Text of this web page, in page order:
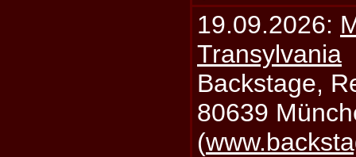
19.09.2026:
Transylvania
Backstage,
80639
(